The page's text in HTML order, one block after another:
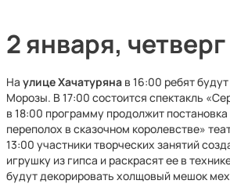
2 января, четверг
На улицеХачатуряна в 16:00 ребят
Морозы. В 17:00 состоится спектакль
в 18:00 программу продолжит
переполох в сказочном королевстве»
13:00 участники творческих занятий
игрушку из гипса и раскрасят ее в
будут декорировать холщовый мешок